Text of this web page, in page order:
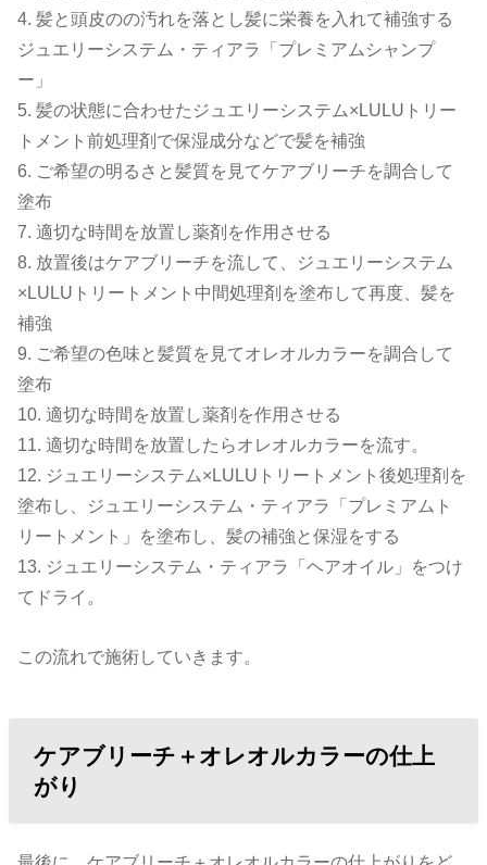
4. 髪と頭皮のの汚れを落とし髪に栄養を入れて補強する
ジュエリーシステム・ティアラ「プレミアムシャンプ
ー」
5. 髪の状態に合わせたジュエリーシステム×LULUトリー
トメント前処理剤で保湿成分などで髪を補強
6. ご希望の明るさと髪質を見てケアブリーチを調合して
塗布
7. 適切な時間を放置し薬剤を作用させる
8. 放置後はケアブリーチを流して、ジュエリーシステム
×LULUトリートメント中間処理剤を塗布して再度、髪を
補強
9. ご希望の色味と髪質を見てオレオルカラーを調合して
塗布
10. 適切な時間を放置し薬剤を作用させる
11. 適切な時間を放置したらオレオルカラーを流す。
12. ジュエリーシステム×LULUトリートメント後処理剤を
塗布し、ジュエリーシステム・ティアラ「プレミアムト
リートメント」を塗布し、髪の補強と保湿をする
13. ジュエリーシステム・ティアラ「ヘアオイル」をつけ
てドライ。
この流れで施術していきます。
ケアブリーチ＋オレオルカラーの仕上
がり